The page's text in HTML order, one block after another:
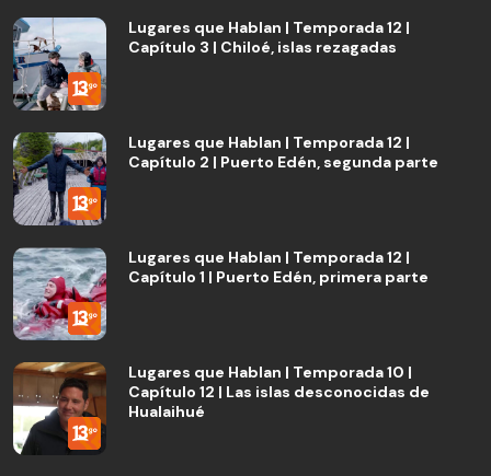
Lugares que Hablan | Temporada 12 |
Capítulo 3 | Chiloé, islas rezagadas
Lugares que Hablan | Temporada 12 |
Capítulo 2 | Puerto Edén, segunda parte
Lugares que Hablan | Temporada 12 |
Capítulo 1 | Puerto Edén, primera parte
Lugares que Hablan | Temporada 10 |
Capítulo 12 | Las islas desconocidas de
Hualaihué